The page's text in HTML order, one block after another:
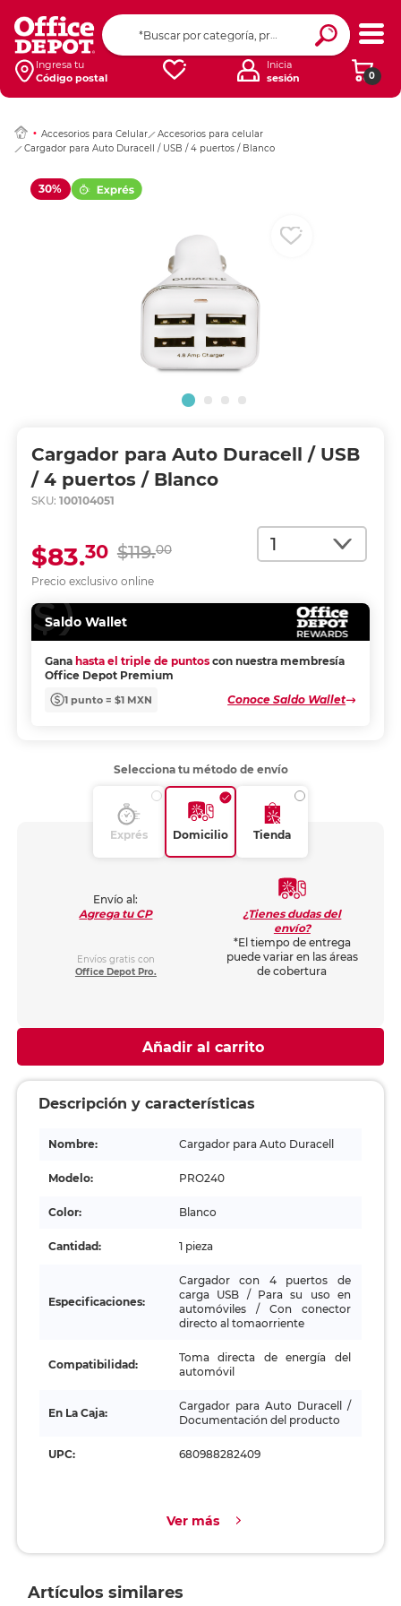
Ingresa tu
Código postal
0
Inicia
sesión
Accesorios para Celular
Accesorios para celular
Cargador para Auto Duracell / USB / 4 puertos / Blanco
30%
Cargador para Auto Duracell / USB
/ 4 puertos / Blanco
SKU: 100104051
Cantidad
Precio exclusivo online
$119.00
$83.30
Saldo Wallet
Gana hasta el triple de puntos con nuestra membresía
Office Depot Premium
1 punto = $1 MXN Conoce Saldo Wallet
Ingresar Codigo
Selecciona tu método de envío
Exprés Domicilio Tienda
Envío al:
Agrega tu CP
Envíos gratis con
Office Depot Pro.
¿Tienes dudas del
envío?
*El tiempo de entrega
puede variar en las áreas
de cobertura
Añadir al carrito
Descripción y características
Nombre: Cargador para Auto Duracell
Modelo: PRO240
Color: Blanco
Cantidad: 1 pieza
Especificaciones:
Cargador con 4 puertos de
carga USB / Para su uso en
automóviles / Con conector
directo al tomaorriente
Compatibilidad:
Toma directa de energía del
automóvil
En La Caja:
Cargador para Auto Duracell /
Documentación del producto
UPC: 680988282409
Ver más
Artículos similares